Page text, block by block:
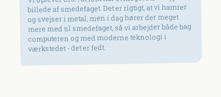
billede af smedefaget. Det er rigtigt, at vi hamrer
og svejser i metal, men i dag hører der meget
mere med til smedefaget, så vi arbejder både bag
computeren og med moderne teknologi i
værkstedet - det er fedt.